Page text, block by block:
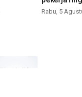
Rabu, 5